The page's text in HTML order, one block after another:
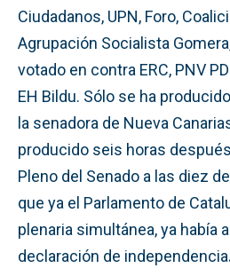
Ciudadanos, UPN, Foro,
Agrupación Socialista
votado en contra ERC, PNV
EH Bildu. Sólo se ha
la senadora de Nueva
producido seis horas
Pleno del Senado a las diez
que ya el Parlamento de
plenaria simultánea, ya había
declaración de independencia